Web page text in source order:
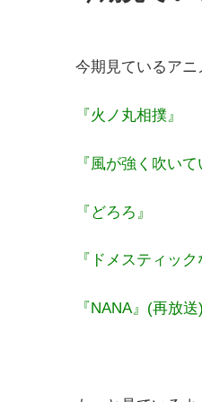
今期見ているアニ
『火ノ丸相撲』
『風が強く吹いて
『どろろ』
『ドメスティック
『NANA』(再放送)